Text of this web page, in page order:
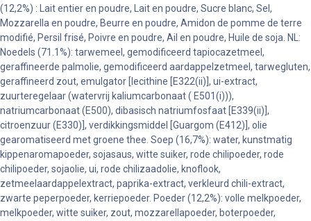
(12,2%) : Lait entier en poudre, Lait en poudre, Sucre blanc, Sel,
Mozzarella en poudre, Beurre en poudre, Amidon de pomme de terre
modifié, Persil frisé, Poivre en poudre, Ail en poudre, Huile de soja. NL:
Noedels (71.1%): tarwemeel, gemodificeerd tapiocazetmeel,
geraffineerde palmolie, gemodificeerd aardappelzetmeel, tarwegluten,
geraffineerd zout, emulgator [lecithine [E322(ii)], ui-extract,
zuurteregelaar (watervrij kaliumcarbonaat ( E501(i))),
natriumcarbonaat (E500), dibasisch natriumfosfaat [E339(ii)],
citroenzuur (E330)], verdikkingsmiddel [Guargom (E412)], olie
gearomatiseerd met groene thee. Soep (16,7%): water, kunstmatig
kippenaromapoeder, sojasaus, witte suiker, rode chilipoeder, rode
chilipoeder, sojaolie, ui, rode chilizaadolie, knoflook,
zetmeelaardappelextract, paprika-extract, verkleurd chili-extract,
zwarte peperpoeder, kerriepoeder. Poeder (12,2%): volle melkpoeder,
melkpoeder, witte suiker, zout, mozzarellapoeder, boterpoeder,